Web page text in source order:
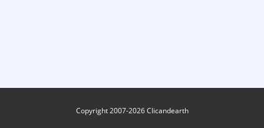
Copyright 2007-2026 Clicandearth